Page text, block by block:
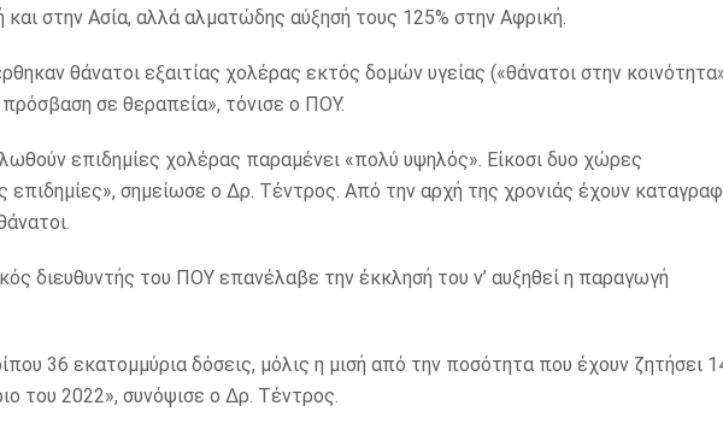
στην Ασία, αλλά αλματώδης αύξησή τους 125% στην Αφρική.
θάνατοι εξαιτίας χολέρας εκτός δομών υγείας («θάνατοι στην
σε θεραπεία», τόνισε ο ΠΟΥ.
επιδημίες χολέρας παραμένει «πολύ υψηλός». Είκοσι δυο χώρες
επιδημίες», σημείωσε ο Δρ. Τέντρος. Από την αρχή της χρονιάς έχουν
διευθυντής του ΠΟΥ επανέλαβε την έκκλησή του ν’ αυξηθεί η παραγωγή
36 εκατομμύρια δόσεις, μόλις η μισή από την ποσότητα που έχουν ζητήσει
του 2022», συνόψισε ο Δρ. Τέντρος.